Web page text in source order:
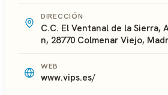
DIRECCIÓN
C.C. El Ventanal de la Sierra,
n, 28770 Colmenar Viejo,
WEB
www.vips.es/